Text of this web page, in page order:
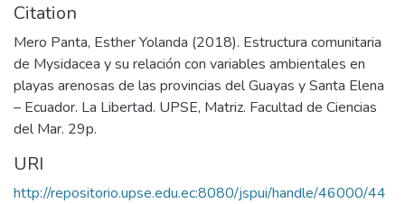
Citation
Mero Panta, Esther Yolanda (2018). Estructura comunitaria
de Mysidacea y su relación con variables ambientales en
playas arenosas de las provincias del Guayas y Santa Elena
– Ecuador. La Libertad. UPSE, Matriz. Facultad de Ciencias
del Mar. 29p.
URI
http://repositorio.upse.edu.ec:8080/jspui/handle/46000/44